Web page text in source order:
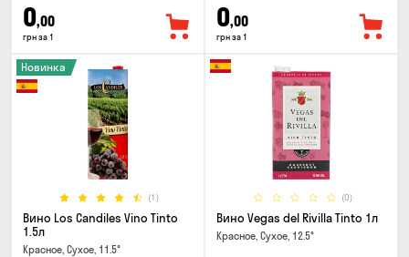
0,00
грн за 1
0,00
грн за 1
(1)
Новинка
Вино Los Candiles Vino Tinto
1.5л
Красное, Сухое, 11.5°
(0)
Вино Vegas del Rivilla Tinto 1л
Красное, Сухое, 12.5°